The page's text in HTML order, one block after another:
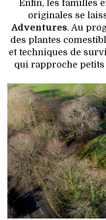
Enfin, les familles
originales se
Adventures. Au
des plantes
et techniques de
qui rapproche